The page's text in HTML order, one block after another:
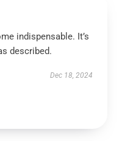
indispensable. It’s
described.
Dec 18, 2024